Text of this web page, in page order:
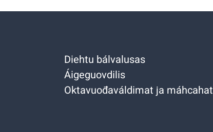
Diehtu bálvalusas
Áigeguovdilis
Oktavuođaváldimat ja máhcahat